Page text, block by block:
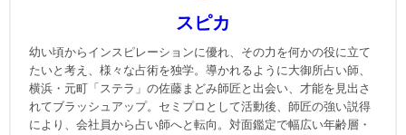
スピカ
幼い頃からインスピレーションに優れ、その力を何かの役に立て
たいと考え、様々な占術を独学。導かれるように大御所占い師、
横浜・元町「ステラ」の佐藤まどみ師匠と出会い、才能を見出さ
れてブラッシュアップ。セミプロとして活動後、師匠の強い説得
により、会社員から占い師へと転向。対面鑑定で幅広い年齢層・